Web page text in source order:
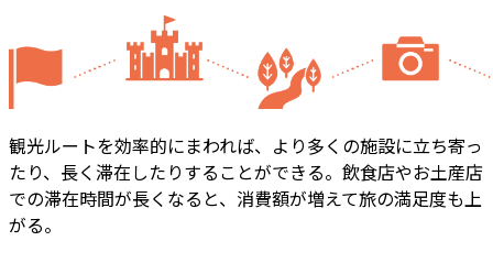
観光ルートを効率的にまわれば、より多くの施設に立ち寄っ
たり、長く滞在したりすることができる。飲食店やお土産店
での滞在時間が長くなると、消費額が増えて旅の満足度も上
がる。